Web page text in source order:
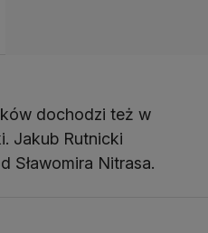
dochodzi też w
Jakub Rutnicki
Sławomira Nitrasa.